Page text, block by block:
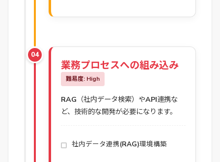
04
業務プロセスへの組み込み
難易度: High
RAG（社内データ検索）やAPI連携な
ど、技術的な開発が必要になります。
社内データ連携(RAG)環境構築